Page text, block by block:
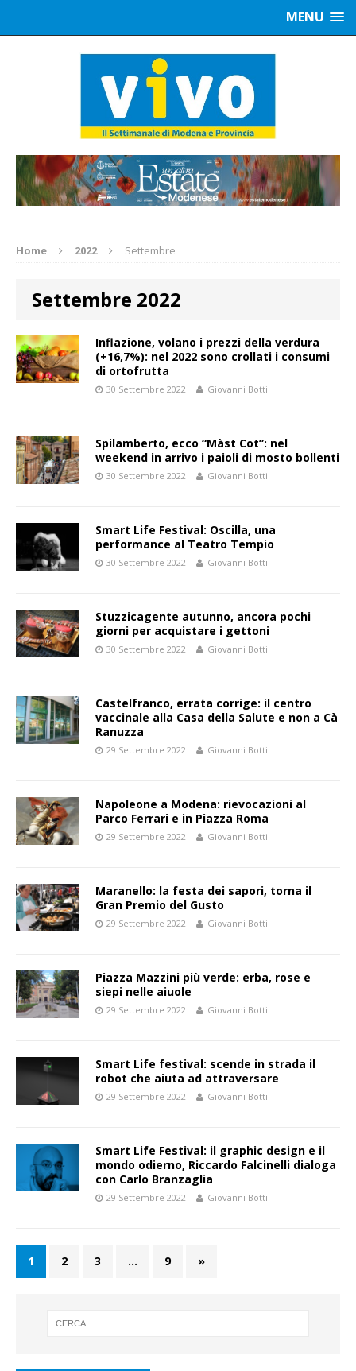
MENU
Home 2022 Settembre
Settembre 2022
Inflazione, volano i prezzi della verdura
(+16,7%): nel 2022 sono crollati i consumi
di ortofrutta
30 Settembre 2022 Giovanni Botti
Spilamberto, ecco “Màst Cot”: nel
weekend in arrivo i paioli di mosto bollenti
30 Settembre 2022 Giovanni Botti
Smart Life Festival: Oscilla, una
performance al Teatro Tempio
30 Settembre 2022 Giovanni Botti
Stuzzicagente autunno, ancora pochi
giorni per acquistare i gettoni
30 Settembre 2022 Giovanni Botti
Castelfranco, errata corrige: il centro
vaccinale alla Casa della Salute e non a Cà
Ranuzza
29 Settembre 2022 Giovanni Botti
Napoleone a Modena: rievocazioni al
Parco Ferrari e in Piazza Roma
29 Settembre 2022 Giovanni Botti
Maranello: la festa dei sapori, torna il
Gran Premio del Gusto
29 Settembre 2022 Giovanni Botti
Piazza Mazzini più verde: erba, rose e
siepi nelle aiuole
29 Settembre 2022 Giovanni Botti
Smart Life festival: scende in strada il
robot che aiuta ad attraversare
29 Settembre 2022 Giovanni Botti
Smart Life Festival: il graphic design e il
mondo odierno, Riccardo Falcinelli dialoga
con Carlo Branzaglia
29 Settembre 2022 Giovanni Botti
1 2 3 … 9 »